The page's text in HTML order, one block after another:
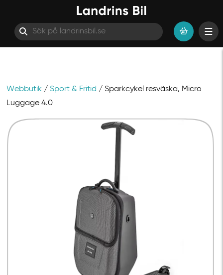
Hoppa till innehåll
Webbutik /Sport & Fritid / Sparkcykel resväska, Micro
Luggage 4.0